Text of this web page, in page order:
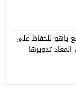
ياهو للحفاظ على
تدويرها